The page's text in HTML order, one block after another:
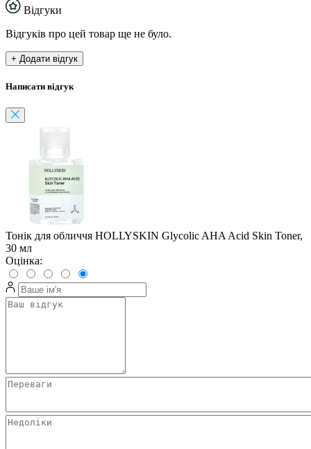
Відгуки
Відгуків про цей товар ще не було.
+ Додати відгук
Написати відгук
Тонік для обличчя HOLLYSKIN Glycolic AHA Acid Skin Toner,
30 мл
Оцінка: